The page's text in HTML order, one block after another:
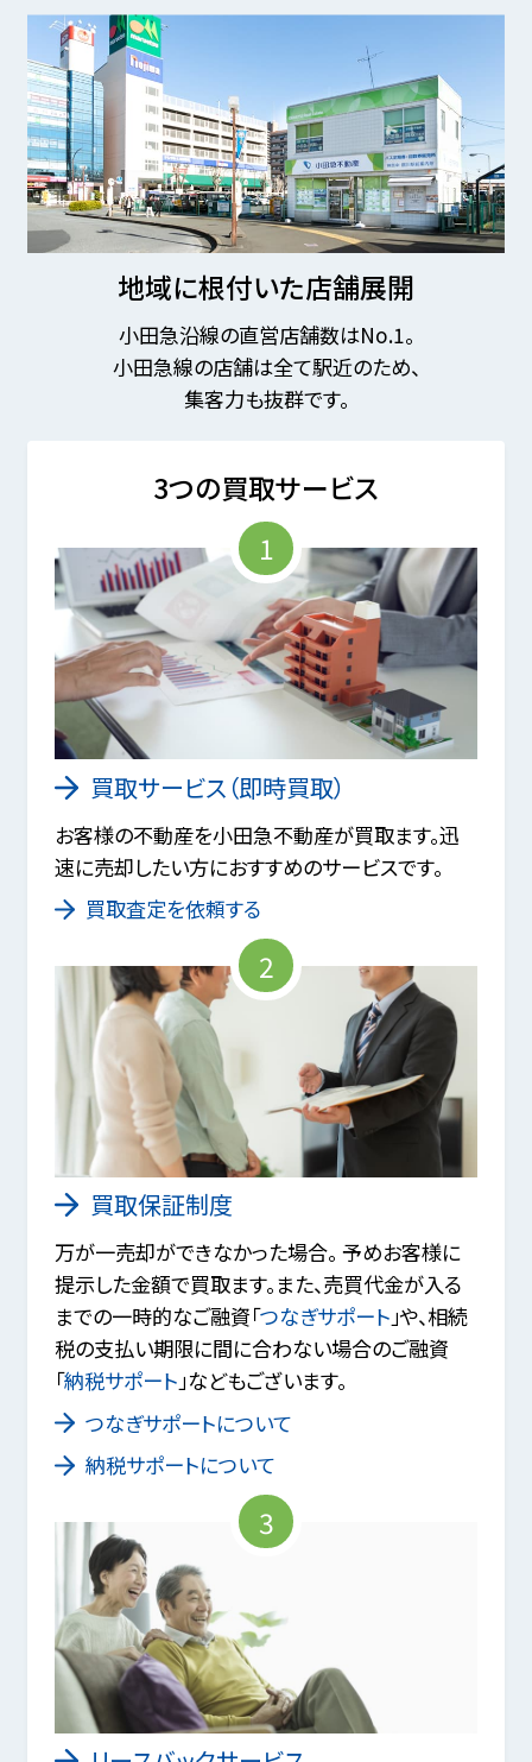
地域に根付いた店舗展開
小田急沿線の直営店舗数はNo.1。
小田急線の店舗は全て駅近のため、
集客力も抜群です。
3つの買取サービス
1
買取サービス（即時買取）
お客様の不動産を小田急不動産が買取ます。迅
速に売却したい方におすすめのサービスです。
買取査定を依頼する
2
買取保証制度
万が一売却ができなかった場合。 予めお客様に
提示した金額で買取ます。また、売買代金が入る
までの一時的なご融資「つなぎサポート 」や、相続
税の支払い期限に間に合わない場合のご融資
「納税サポート 」などもございます。
つなぎサポートについて
納税サポートについて
3